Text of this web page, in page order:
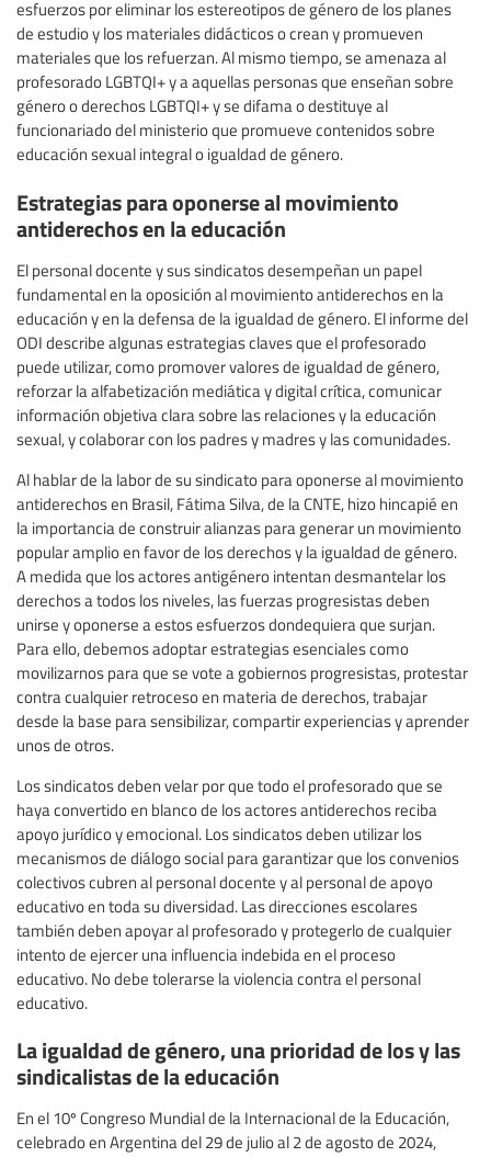
esfuerzos por eliminar los estereotipos de género de los planes
de estudio y los materiales didácticos o crean y promueven
materiales que los refuerzan. Al mismo tiempo, se amenaza al
profesorado LGBTQI+ y a aquellas personas que enseñan sobre
género o derechos LGBTQI+ y se difama o destituye al
funcionariado del ministerio que promueve contenidos sobre
educación sexual integral o igualdad de género.
Estrategias para oponerse al movimiento
antiderechos en la educación
El personal docente y sus sindicatos desempeñan un papel
fundamental en la oposición al movimiento antiderechos en la
educación y en la defensa de la igualdad de género. El informe del
ODI describe algunas estrategias claves que el profesorado
puede utilizar, como promover valores de igualdad de género,
reforzar la alfabetización mediática y digital crítica, comunicar
información objetiva clara sobre las relaciones y la educación
sexual, y colaborar con los padres y madres y las comunidades.
Al hablar de la labor de su sindicato para oponerse al movimiento
antiderechos en Brasil, Fátima Silva, de la CNTE, hizo hincapié en
la importancia de construir alianzas para generar un movimiento
popular amplio en favor de los derechos y la igualdad de género.
A medida que los actores antigénero intentan desmantelar los
derechos a todos los niveles, las fuerzas progresistas deben
unirse y oponerse a estos esfuerzos dondequiera que surjan.
Para ello, debemos adoptar estrategias esenciales como
movilizarnos para que se vote a gobiernos progresistas, protestar
contra cualquier retroceso en materia de derechos, trabajar
desde la base para sensibilizar, compartir experiencias y aprender
unos de otros.
Los sindicatos deben velar por que todo el profesorado que se
haya convertido en blanco de los actores antiderechos reciba
apoyo jurídico y emocional. Los sindicatos deben utilizar los
mecanismos de diálogo social para garantizar que los convenios
colectivos cubren al personal docente y al personal de apoyo
educativo en toda su diversidad. Las direcciones escolares
también deben apoyar al profesorado y protegerlo de cualquier
intento de ejercer una influencia indebida en el proceso
educativo. No debe tolerarse la violencia contra el personal
educativo.
La igualdad de género, una prioridad de los y las
sindicalistas de la educación
En el 10º Congreso Mundial de la Internacional de la Educación,
celebrado en Argentina del 29 de julio al 2 de agosto de 2024,